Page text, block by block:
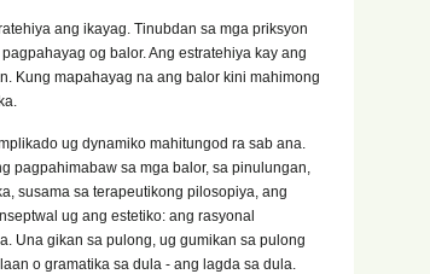
ang ikayag. Tinubdan sa mga priksyon
og balor. Ang estratehiya kay ang
Kung mapahayag na ang balor kini mahimong
ug dynamiko mahitungod ra sab ana.
pagpahimabaw sa mga balor, sa pinulungan,
susama sa terapeutikong pilosopiya, ang
ug ang estetiko: ang rasyonal
Una gikan sa pulong, ug gumikan sa pulong
o gramatika sa dula - ang lagda sa dula.